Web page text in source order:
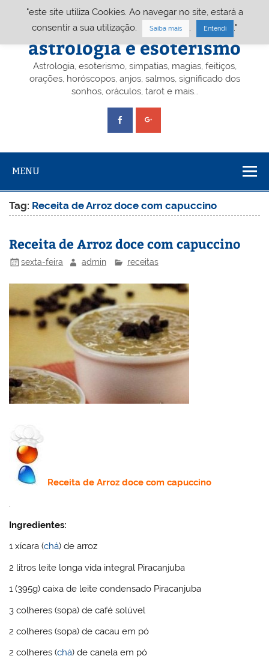
Portal A&E – Portal
astrologia e esoterismo
Astrologia, esoterismo, simpatias, magias, feitiços,
orações, horóscopos, anjos, salmos, significado dos
sonhos, oráculos, tarot e mais…
MENU
Tag: Receita de Arroz doce com capuccino
Receita de Arroz doce com capuccino
sexta-feira admin receitas
Receita deArroz doce com capuccino
Ingredientes:
1 xícara (chá) de arroz
2 litros leite longa vida integral Piracanjuba
1 (395g) caixa de leite condensado Piracanjuba
3 colheres (sopa) de café solúvel
2 colheres (sopa) de cacau em pó
2 colheres (chá) de canela em pó
"este site utiliza Cookies. Ao navegar no site, estará a
consentir a sua utilização.
Saiba mais Entendi ."